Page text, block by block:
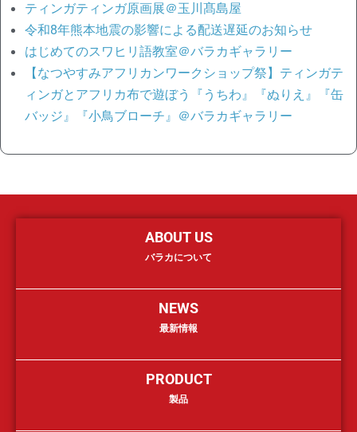
ティンガティンガ原画展＠玉川髙島屋
令和8年熊本地震の影響による配送遅延のお知らせ
はじめてのスワヒリ語教室＠バラカギャラリー
【なつやすみアフリカンワークショップ祭】ティンガテ
ィンガとアフリカ布で遊ぼう『うちわ』『ぬりえ』『缶
バッジ』『小鳥ブローチ』＠バラカギャラリー
ABOUT US
バラカについて
NEWS
最新情報
PRODUCT
製品